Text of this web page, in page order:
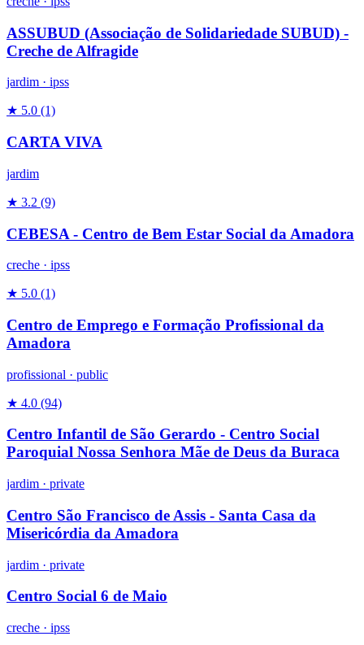
ASSUBUD (Associação de Solidariedade SUBUD) -
Creche de Alfragide
jardim · ipss
★ 5.0 (1)
CARTA VIVA
jardim
★ 3.2 (9)
CEBESA - Centro de Bem Estar Social da Amadora
creche · ipss
★ 5.0 (1)
Centro de Emprego e Formação Profissional da
Amadora
profissional · public
★ 4.0 (94)
Centro Infantil de São Gerardo - Centro Social
Paroquial Nossa Senhora Mãe de Deus da Buraca
jardim · private
Centro São Francisco de Assis - Santa Casa da
Misericórdia da Amadora
jardim · private
Centro Social 6 de Maio
creche · ipss